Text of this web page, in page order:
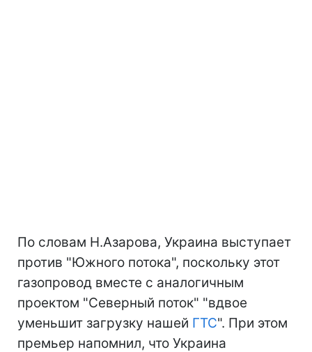
По словам Н.Азарова, Украина выступает
против "Южного потока", поскольку этот
газопровод вместе с аналогичным
проектом "Северный поток" "вдвое
уменьшит загрузку нашей ГТС". При этом
премьер напомнил, что Украина